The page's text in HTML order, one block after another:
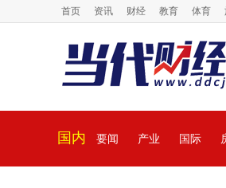
首页 资讯 财经 教育 体育
国内 要闻 产业 国际